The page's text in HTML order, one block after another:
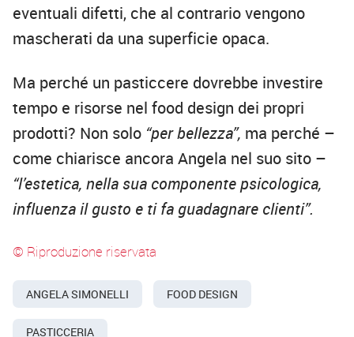
eventuali difetti, che al contrario vengono
mascherati da una superficie opaca.
Ma perché un pasticcere dovrebbe investire
tempo e risorse nel food design dei propri
prodotti? Non solo “per bellezza”, ma perché –
come chiarisce ancora Angela nel suo sito –
“l’estetica, nella sua componente psicologica,
influenza il gusto e ti fa guadagnare clienti”.
© Riproduzione riservata
ANGELA SIMONELLI FOOD DESIGN
PASTICCERIA